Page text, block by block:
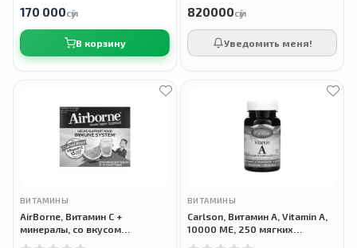
170 000сӯм
В корзину
820000сӯм
Уведомить меня!
ВИТАМИНЫ
AirBorne, Витамин С +
минералы, со вкусом
апельсина, 30 таблеток
ВИТАМИНЫ
Carlson, Витамин A, Vitamin A,
10000 МЕ, 250 мягких
таблеток